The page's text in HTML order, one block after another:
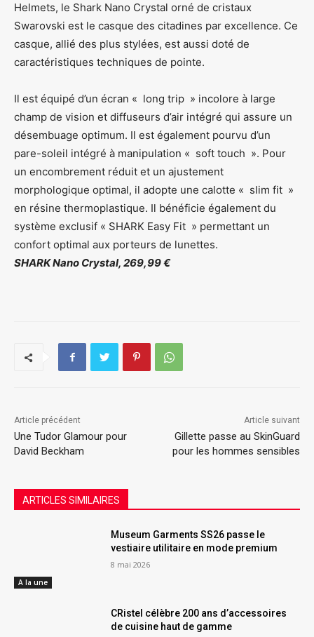
Helmets, le Shark Nano Crystal orné de cristaux
Swarovski est le casque des citadines par excellence. Ce
casque, allié des plus stylées, est aussi doté de
caractéristiques techniques de pointe.
Il est équipé d’un écran « long trip » incolore à large
champ de vision et diffuseurs d’air intégré qui assure un
désembuage optimum. Il est également pourvu d’un
pare-soleil intégré à manipulation « soft touch ». Pour
un encombrement réduit et un ajustement
morphologique optimal, il adopte une calotte « slim fit »
en résine thermoplastique. Il bénéficie également du
système exclusif « SHARK Easy Fit » permettant un
confort optimal aux porteurs de lunettes.
SHARK Nano Crystal, 269,99 €
Article précédent
Une Tudor Glamour pour
David Beckham
Article suivant
Gillette passe au SkinGuard
pour les hommes sensibles
ARTICLES SIMILAIRES
A la une
Museum Garments SS26 passe le
vestiaire utilitaire en mode premium
8 mai 2026
CRistel célèbre 200 ans d’accessoires
de cuisine haut de gamme